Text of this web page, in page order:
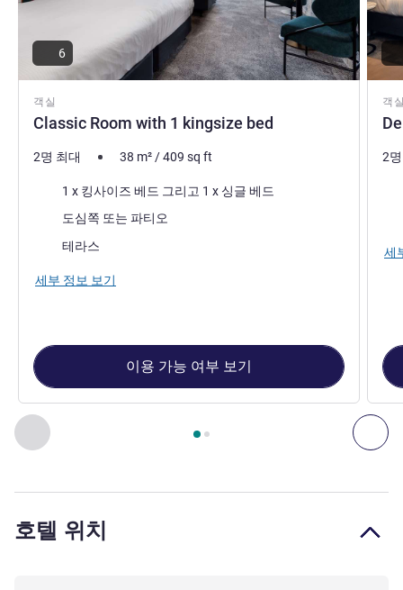
이전 - 객실 다
2/ 페이지 , 객실 1 : Classic Room with 1 kingsize bed , 객실
객실
Classic Room with 1 kingsize bed
6
2명 최대 38 m²/409 sq ft
1 x 킹사이즈 베드 그리고 1 x 싱글 베드
도심쪽 또는 파티오
가장 많은 숙소:
테라스
세부 정보 보기
이용 가능 여부 보기
객
2
세
호텔 위치